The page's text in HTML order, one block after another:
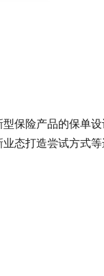
保险产品的保单设
态打造尝试方式等